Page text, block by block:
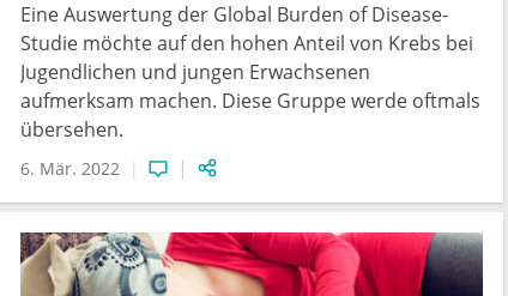
Eine Auswertung der Global Burden of Disease-
Studie möchte auf den hohen Anteil von Krebs bei
Jugendlichen und jungen Erwachsenen
aufmerksam machen. Diese Gruppe werde oftmals
übersehen.
6. Mär. 2022